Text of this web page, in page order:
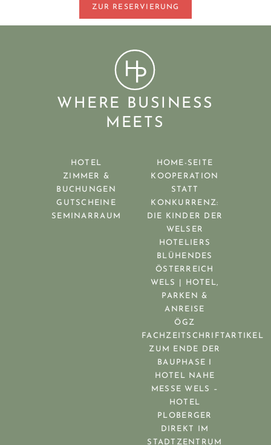
ZUR RESERVIERUNG
WHERE BUSINESS
MEETS
HOTEL
ZIMMER &
BUCHUNGEN
GUTSCHEINE
SEMINARRAUM
HOME-SEITE
KOOPERATION
STATT
KONKURRENZ:
DIE KINDER DER
WELSER
HOTELIERS
BLÜHENDES
ÖSTERREICH
WELS | HOTEL,
PARKEN &
ANREISE
ÖGZ
FACHZEITSCHRIFTARTIKEL
ZUM ENDE DER
BAUPHASE I
HOTEL NAHE
MESSE WELS –
HOTEL
PLOBERGER
DIREKT IM
STADTZENTRUM